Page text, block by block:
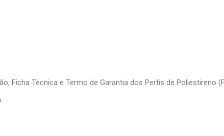
Ficha Técnica e Termo de Garantia dos Perfis de Poliestireno